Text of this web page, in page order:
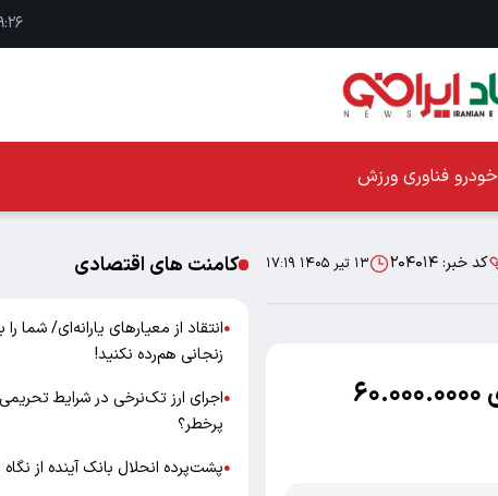
۱۳:۲۹:۲۷
خودرو فناوری ورزش
کد خبر: ۲۰۴۰۱۴ ۱۳ تیر ۱۴۰۵ ۱۷:۱۹
خبر خوش برای بازنشستگان تامین اجتماعی / واریز نقدی ۶۰.۰۰۰.۰۰۰۰
کامنت های اقتصادی
●انتقاد از معیارهای یارانه‌ای/ شما را
زنجانی هم‌رده نکنید!
●اجرای ارز تک‌نرخی در شرایط
پرخطر؟
●پشت‌پرده انحلال بانک آینده از